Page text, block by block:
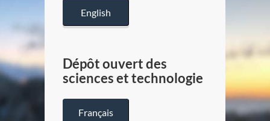
English
Dépôt ouvert des
sciences et technologie
Français